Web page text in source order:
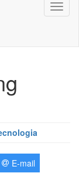
E-mail